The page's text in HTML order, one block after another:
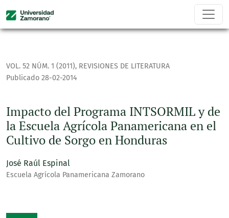
Impacto del Programa INTSORMIL y de la Escuela
VOL. 52 NÚM. 1 (2011), REVISIONES DE LITERATURA
Impacto del Programa INTSORMIL y de
la Escuela Agrícola Panamericana en el
Cultivo de Sorgo en Honduras
Publicado 28-02-2014
José Raúl Espinal
Escuela Agrícola Panamericana Zamorano